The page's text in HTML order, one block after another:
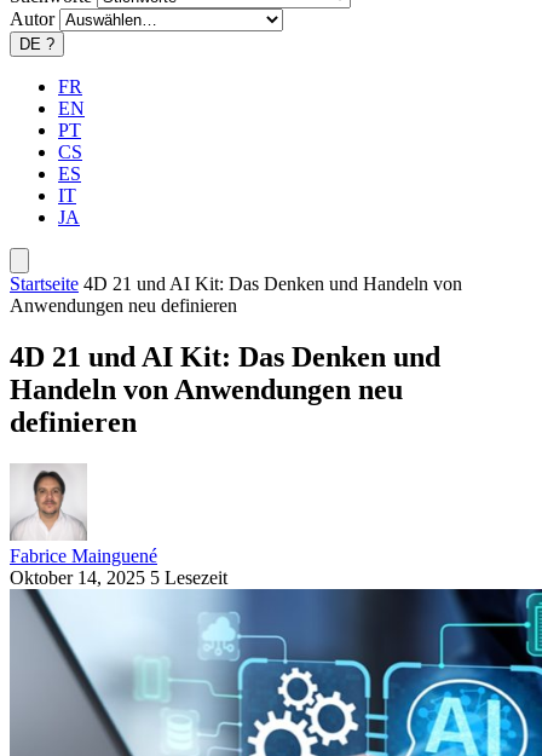
Autor
DE ?
FR
EN
PT
CS
ES
IT
JA
Startseite 4D 21 und AI Kit: Das Denken und Handeln von
Anwendungen neu definieren
4D 21 und AI Kit: Das Denken und
Handeln von Anwendungen neu
definieren
Fabrice Mainguené
Oktober 14, 2025 5 Lesezeit